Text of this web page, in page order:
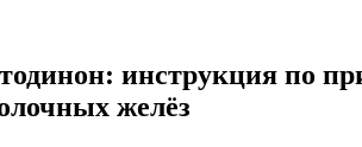
инструкция по
желёз